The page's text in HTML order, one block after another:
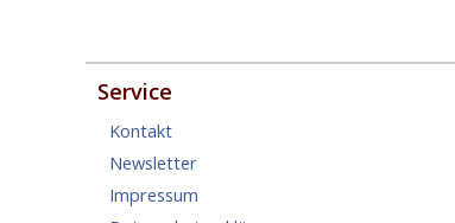
Service
Kontakt
Newsletter
Impressum